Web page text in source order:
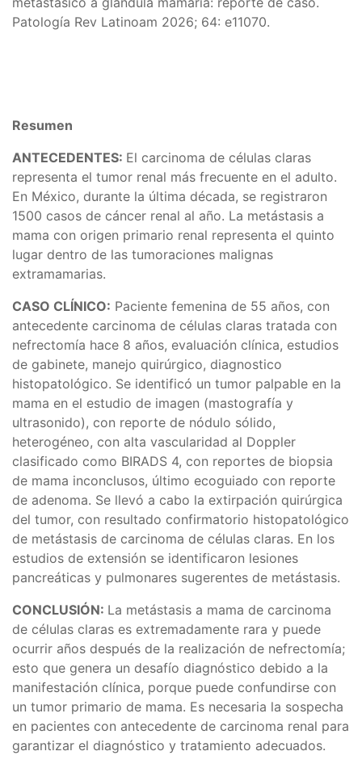
Patología Rev Latinoam 2026; 64: e11070.
Resumen
ANTECEDENTES: El carcinoma de células claras
representa el tumor renal más frecuente en el adulto.
En México, durante la última década, se registraron
1500 casos de cáncer renal al año. La metástasis a
mama con origen primario renal representa el quinto
lugar dentro de las tumoraciones malignas
extramamarias.
CASO CLÍNICO: Paciente femenina de 55 años, con
antecedente carcinoma de células claras tratada con
nefrectomía hace 8 años, evaluación clínica, estudios
de gabinete, manejo quirúrgico, diagnostico
histopatológico. Se identificó un tumor palpable en la
mama en el estudio de imagen (mastografía y
ultrasonido), con reporte de nódulo sólido,
heterogéneo, con alta vascularidad al Doppler
clasificado como BIRADS 4, con reportes de biopsia
de mama inconclusos, último ecoguiado con reporte
de adenoma. Se llevó a cabo la extirpación quirúrgica
del tumor, con resultado confirmatorio histopatológico
de metástasis de carcinoma de células claras. En los
estudios de extensión se identificaron lesiones
pancreáticas y pulmonares sugerentes de metástasis.
CONCLUSIÓN: La metástasis a mama de carcinoma
de células claras es extremadamente rara y puede
ocurrir años después de la realización de nefrectomía;
esto que genera un desafío diagnóstico debido a la
manifestación clínica, porque puede confundirse con
un tumor primario de mama. Es necesaria la sospecha
en pacientes con antecedente de carcinoma renal para
garantizar el diagnóstico y tratamiento adecuados.